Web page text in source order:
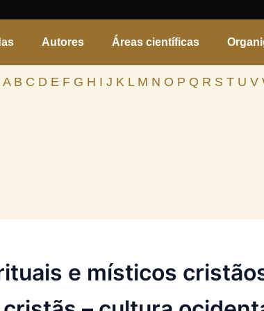
Autores Áreas científicas
A B C D E F G H I J K L M N O P Q R S T U V
e místicos